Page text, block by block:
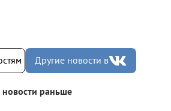
Другие новости в
раньше